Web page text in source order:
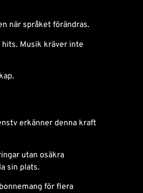
när språket förändras.
Musik kräver inte
erkänner denna kraft
utan osäkra
sin plats.
för flera